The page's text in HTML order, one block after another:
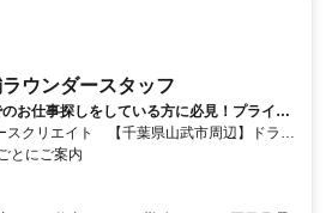
ウンダースタッフ
お仕事探しをしている方に必見！プライベ
スクリエイト 【千葉県山武市周辺】ドラッ
化粧品など)
とにご案内